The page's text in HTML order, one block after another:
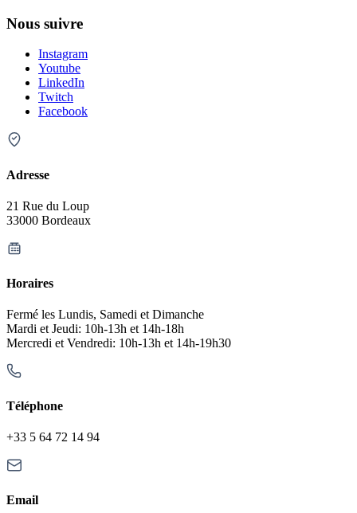
Nous suivre
Instagram
Youtube
LinkedIn
Twitch
Facebook
Adresse
21 Rue du Loup
33000 Bordeaux
Horaires
Fermé les Lundis, Samedi et Dimanche
Mardi et Jeudi: 10h-13h et 14h-18h
Mercredi et Vendredi: 10h-13h et 14h-19h30
Téléphone
+33 5 64 72 14 94
Email